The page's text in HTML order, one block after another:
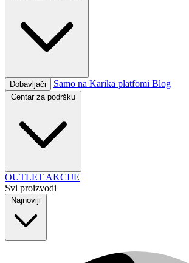
Dobavljači Samo na Karika platfomi Blog
Centar za podršku
OUTLET AKCIJE
Svi proizvodi
Najnoviji